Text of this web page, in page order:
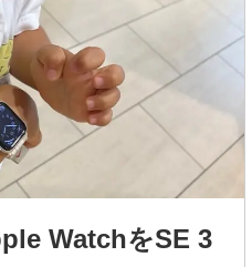
WatchをSE 3